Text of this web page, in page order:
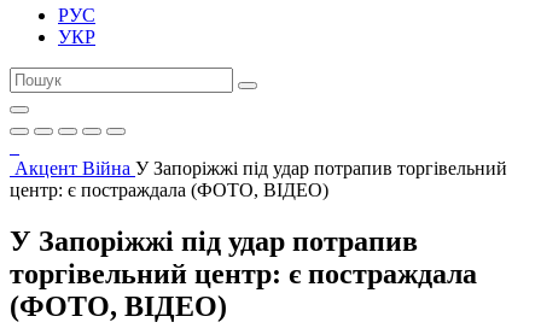
РУС
УКР
Акцент Війна У Запоріжжі під удар потрапив торгівельний
центр: є постраждала (ФОТО, ВІДЕО)
У Запоріжжі під удар потрапив
торгівельний центр: є постраждала
(ФОТО, ВІДЕО)